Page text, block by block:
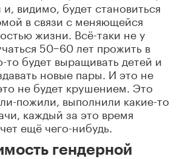
видимо, будет становиться
в связи с меняющейся
жизни. Всё-таки не у
50−60 лет прожить в
то будет выращивать детей и
новые пары. И это не
не будет крушением. Это
пожили, выполнили какие-то
каждый за это время
ещё чего-нибудь.
гендерной